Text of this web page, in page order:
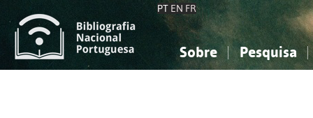
PT EN FR
Sobre Pesquisa